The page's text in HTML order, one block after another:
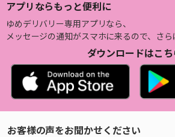
アプリならもっと便利に
ゆめデリバリー専用アプリなら、
メッセージの通知がスマホに来るので、さら
ダウンロードはこち
お客様の声をお聞かせください